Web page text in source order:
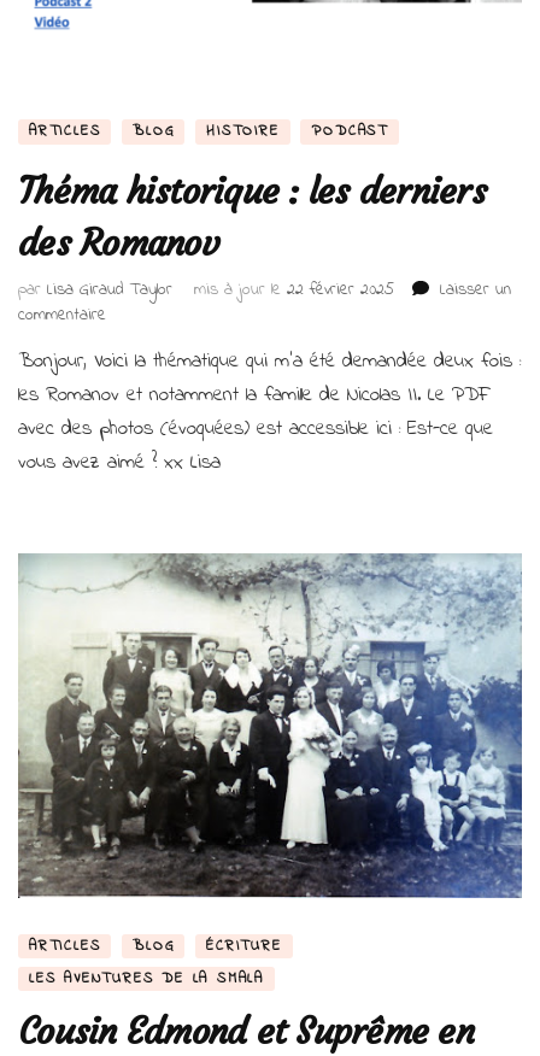
ARTICLES BLOG HISTOIRE PODCAST
Théma historique : les derniers
des Romanov
par Lisa Giraud Taylor mis à jour le 22 février 2025
Laisser un
commentaire
historique
:
les
derniers
des
Bonjour, Voici la thématique qui m’a été demandée deux fois :
les Romanov et notamment la famille de Nicolas II. Le PDF
avec des photos (évoquées) est accessible ici : Est-ce que
vous avez aimé ? xx Lisa
ARTICLES BLOG
ÉCRITURE
LES AVENTURES DE LA SMALA
Cousin Edmond et Suprême en